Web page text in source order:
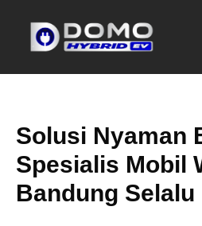
Solusi Nyaman
Spesialis Mobil
Bandung Selalu